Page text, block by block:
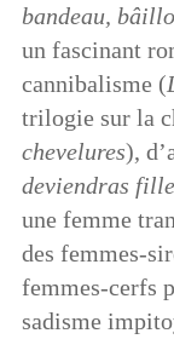
bandeau,
un fascinant
cannibalisme (
trilogie sur la
chevelures),
deviendras
une femme
des femmes-
femmes-cerfs
sadisme